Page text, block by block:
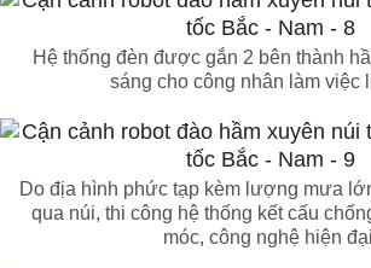
Hệ thống đèn được gắn 2 bên thành
sáng cho công nhân làm việc
Do địa hình phức tạp kèm lượng mưa
qua núi, thi công hệ thống kết cấu
móc, công nghệ hiện